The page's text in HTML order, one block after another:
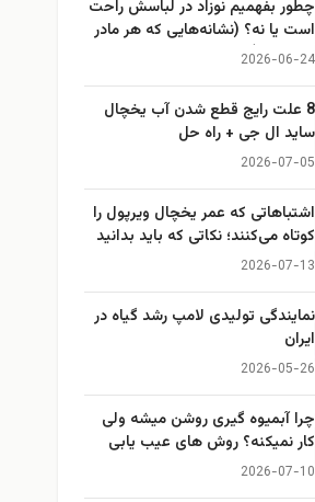
چطور بفهمیم نوزاد در لباسش راحت
است یا نه؟ (نشانه‌هایی که هر مادر
باید بداند)
2026-06-24
8 علت رایج قطع شدن آب یخچال
ساید ال جی + راه حل
2026-07-05
اشتباهاتی که عمر یخچال ویرپول را
کوتاه می‌کنند؛ نکاتی که باید بدانید
2026-07-13
نمایندگی تولیدی لامپ رشد گیاه در
ایران
2026-05-26
چرا آبمیوه گیری روشن میشه ولی
کار نمیکنه؟ روش های عیب یابی
2026-07-10